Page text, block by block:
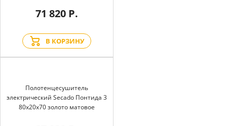
71 820 Р.
В КОРЗИНУ
Полотенцесушитель
электрический Secado Понтида 3
80x20x70 золото матовое